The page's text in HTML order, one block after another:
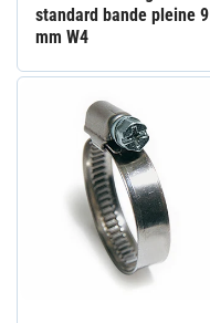
standard bande pleine 9
mm W4